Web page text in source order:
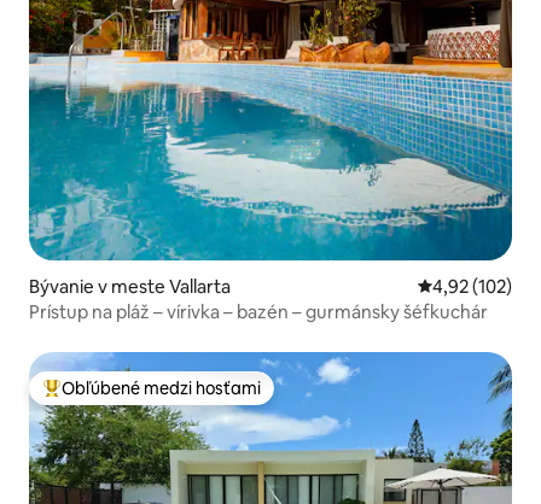
Bývanie v meste Vallarta Priemerné
4,92 (102)
Prístup na pláž – vírivka – bazén – gurmánsky šéfkuchár
Najobľúbenejšie medzi hosťami
Obľúbené medzi hosťami